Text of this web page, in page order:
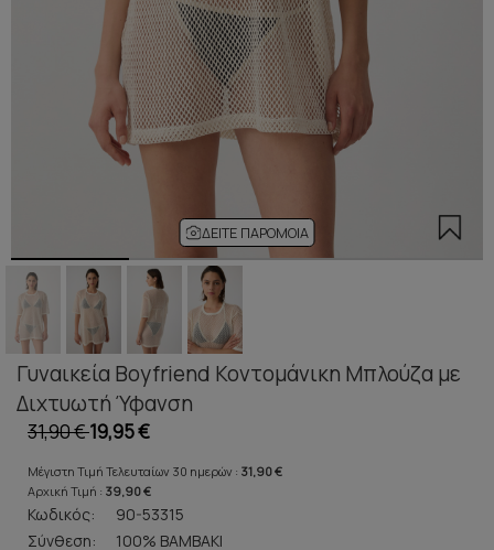
ΔΕΊΤΕ ΠΑΡΌΜΟΙΑ
Γυναικεία Boyfriend Κοντομάνικη Μπλούζα με
Διχτυωτή Ύφανση
31,90 €19,95 €
Μέγιστη Τιμή Τελευταίων 30 ημερών : 31,90 €
Αρχική Τιμή : 39,90 €
Κωδικός:
90-53315
Σύνθεση:
100% ΒΑΜΒΑΚΙ